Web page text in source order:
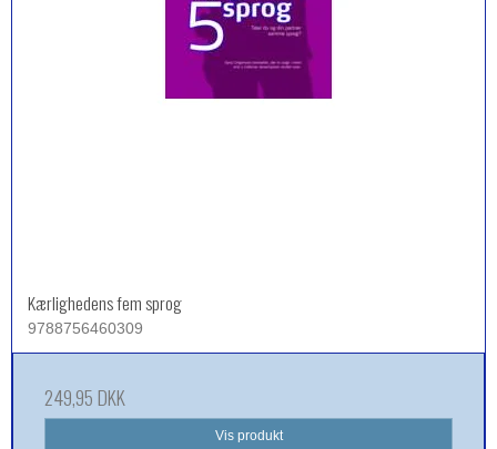
Kærlighedens fem sprog
9788756460309
249,95 DKK
Vis produkt